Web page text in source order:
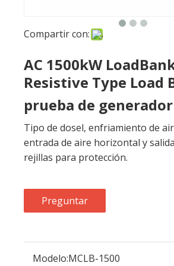
Compartir con:
AC 1500kW
Resistive Type Load
prueba de generador
Tipo de dosel, enfriamiento de
entrada de aire horizontal y
rejillas para protección.
Preguntar
Modelo:MCLB-1500